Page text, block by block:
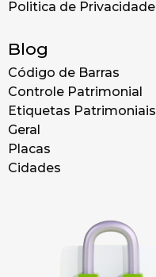
Politica de Privacidade
Blog
Código de Barras
Controle Patrimonial
Etiquetas Patrimoniais
Geral
Placas
Cidades